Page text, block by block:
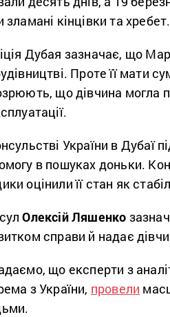
зламані кінцівки та хребет.
Дубая зазначає, що
Проте її мати
що дівчина могла
України в Дубаї
в пошуках доньки.
оцінили її стан як
Олексій Ляшенко
справи й надає
що експерти з
з України, провели